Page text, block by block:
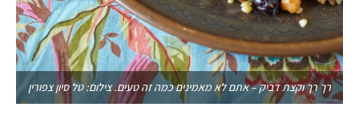
רך רך וקצת דביק – אתם לא מאמינים כמה זה טעים. צילום: טל סיון צפורין